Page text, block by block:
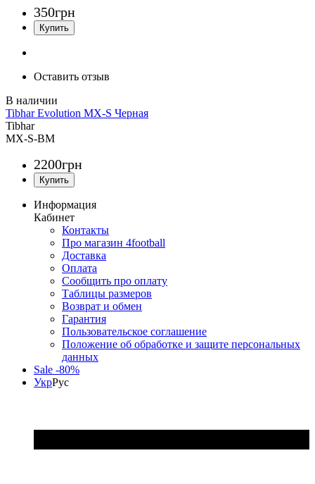
350грн
Оставить отзыв
Tibhar Evolution MX-S Черная
Tibhar
MX-S-BM
2200грн
Информация
Кабинет
Контакты
Про магазин 4football
Доставка
Оплата
Сообщить про оплату
Таблицы размеров
Возврат и обмен
Гарантия
Пользовательское соглашение
Положение об обработке и защите персональных
данных
Sale -80%
УкрРус